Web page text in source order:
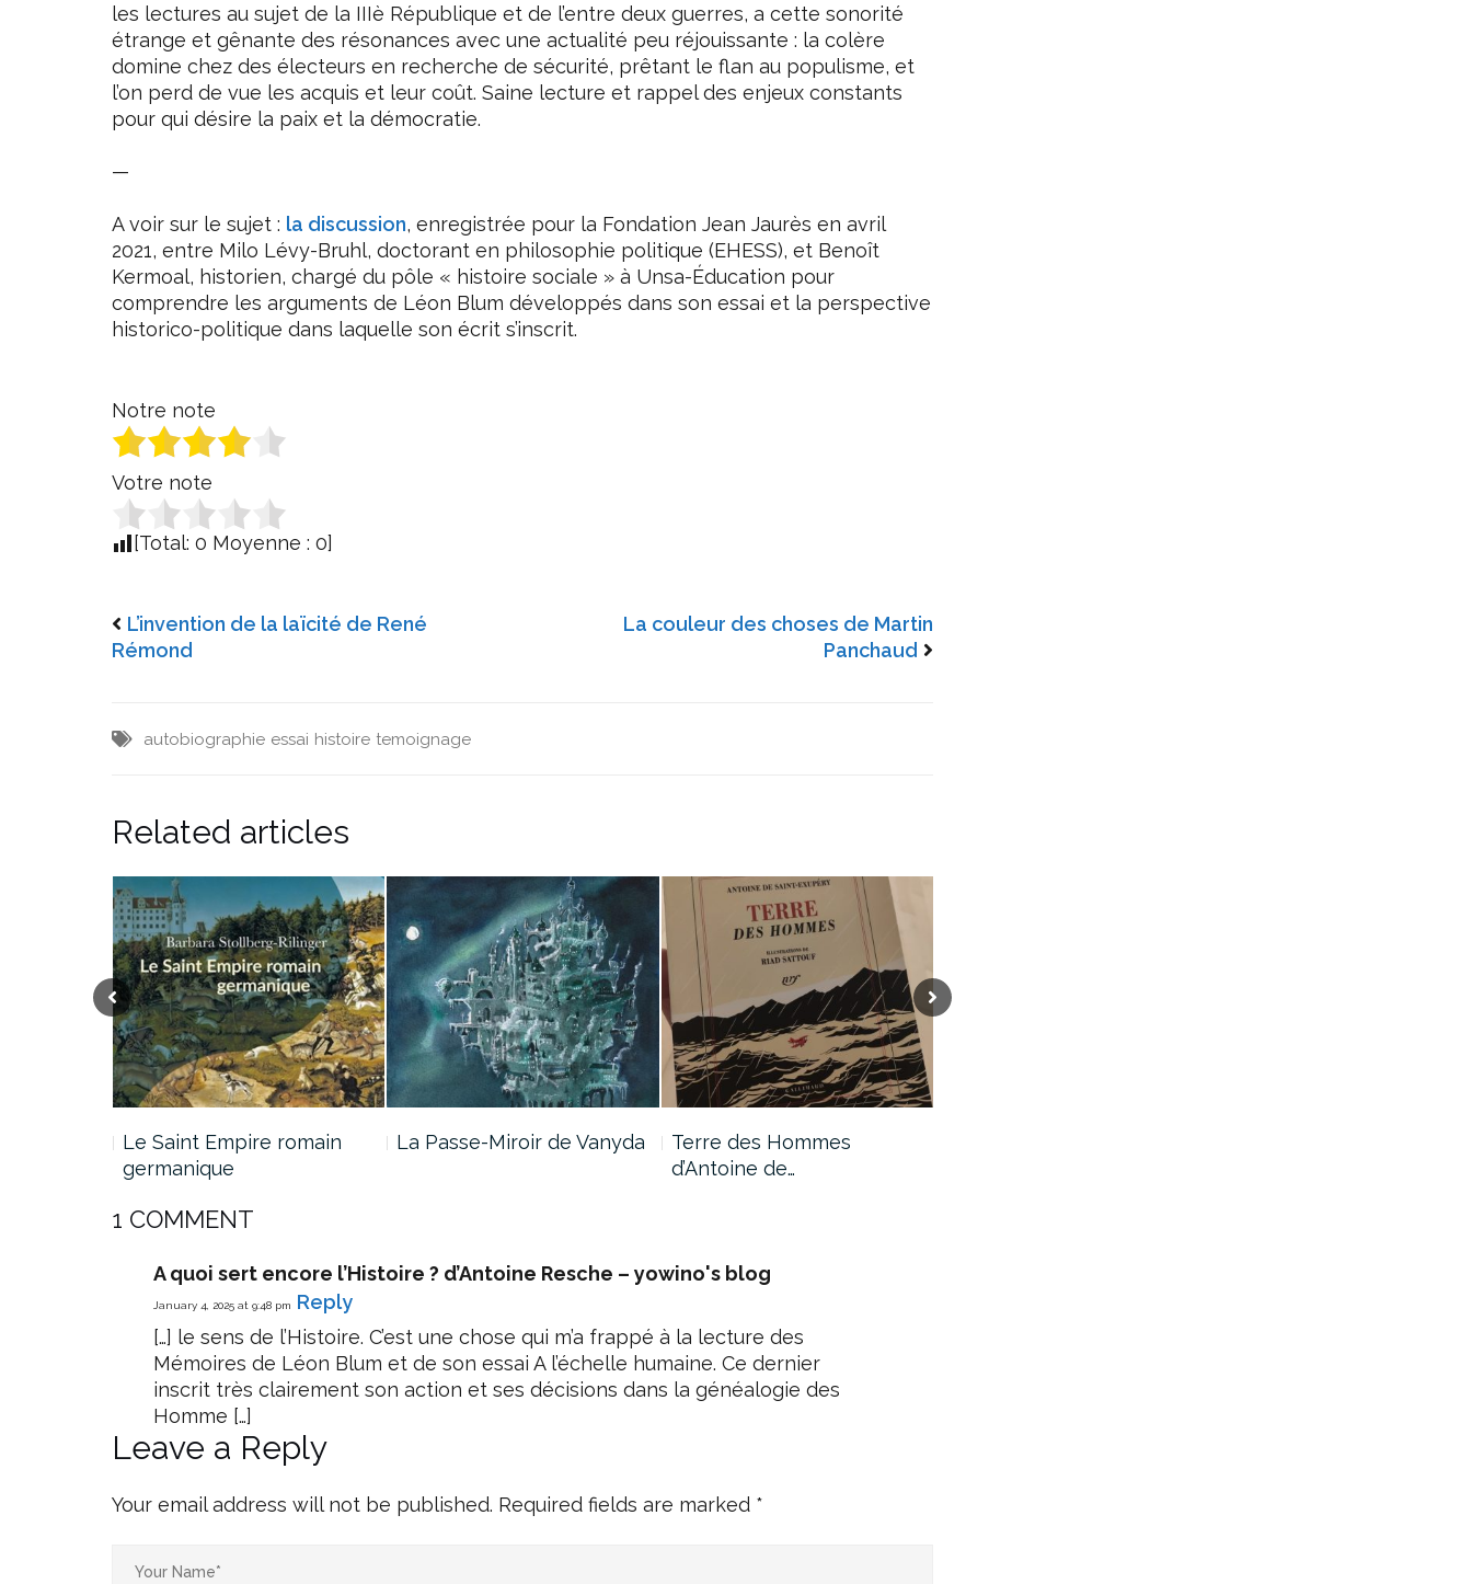
les lectures au sujet de la IIIè République et de l’entre deux guerres, a cette sonorité
étrange et gênante des résonances avec une actualité peu réjouissante : la colère
domine chez des électeurs en recherche de sécurité, prêtant le flan au populisme, et
l’on perd de vue les acquis et leur coût. Saine lecture et rappel des enjeux constants
pour qui désire la paix et la démocratie.
—
A voir sur le sujet : la discussion, enregistrée pour la Fondation Jean Jaurès en avril
2021, entre Milo Lévy-Bruhl, doctorant en philosophie politique (EHESS), et Benoît
Kermoal, historien, chargé du pôle « histoire sociale » à Unsa-Éducation pour
comprendre les arguments de Léon Blum développés dans son essai et la perspective
historico-politique dans laquelle son écrit s’inscrit.
Notre note
Votre note
[Total: 0 Moyenne : 0]
L’invention de la laïcité de René
Rémond
La couleur des choses de Martin
Panchaud
autobiographie essai histoire temoignage
Related articles
Le Saint Empire romain
germanique
La Passe-Miroir de Vanyda
Terre des Hommes
d’Antoine de…
1 COMMENT
A quoi sert encore l’Histoire ? d’Antoine Resche – yowino's blog
January 4, 2025 at 9:48 pm
Reply
[…] le sens de l’Histoire. C’est une chose qui m’a frappé à la lecture des
Mémoires de Léon Blum et de son essai A l’échelle humaine. Ce dernier
inscrit très clairement son action et ses décisions dans la généalogie des
Homme […]
Leave a Reply
Your email address will not be published. Required fields are marked *